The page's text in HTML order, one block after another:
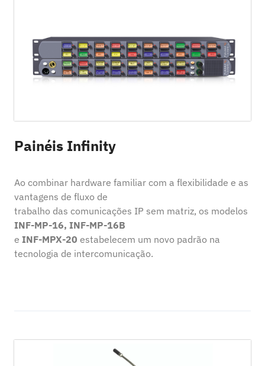
Painéis Infinity
Ao combinar hardware familiar com a flexibilidade e as
vantagens de fluxo de
trabalho das comunicações IP sem matriz, os modelos
INF-MP-16, INF-MP-16B
e INF-MPX-20 estabelecem um novo padrão na
tecnologia de intercomunicação.